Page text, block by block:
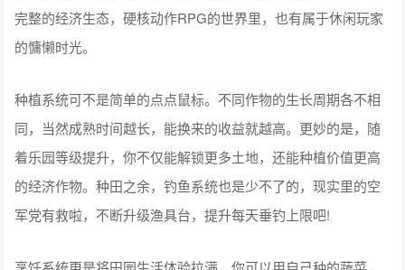
完整的经济生态，硬核动作RPG的世界里，也有属于休闲玩家
的慵懒时光。
种植系统可不是简单的点点鼠标。不同作物的生长周期各不相
同，当然成熟时间越长，能换来的收益就越高。更妙的是，随
着乐园等级提升，你不仅能解锁更多土地，还能种植价值更高
的经济作物。种田之余，钓鱼系统也是少不了的，现实里的空
军党有救啦，不断升级渔具台，提升每天垂钓上限吧!